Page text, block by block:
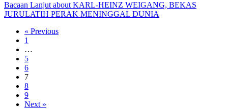
Bacaan Lanjut about KARL-HEINZ WEIGANG, BEKAS
JURULATIH PERAK MENINGGAL DUNIA
« Previous
1
…
5
6
7
8
9
Next »